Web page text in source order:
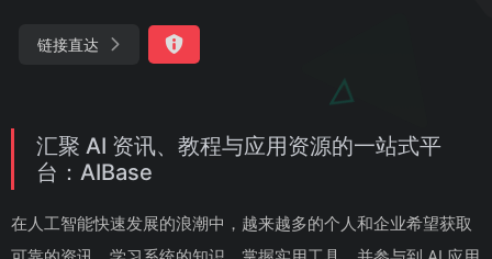
链接直达
汇聚 AI 资讯、教程与应用资源的一站式平
台：AIBase
在人工智能快速发展的浪潮中，越来越多的个人和企业希望获取